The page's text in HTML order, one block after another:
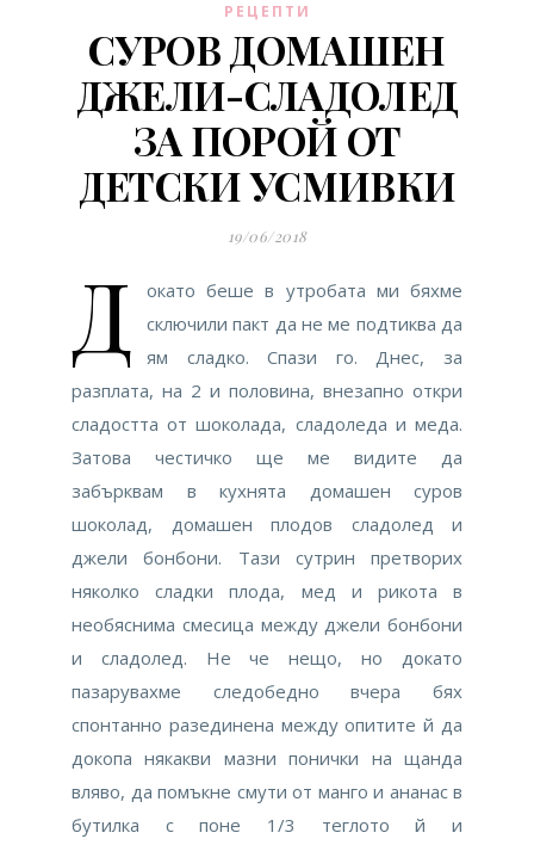
РЕЦЕПТИ
СУРОВ ДОМАШЕН
ДЖЕЛИ-СЛАДОЛЕД
ЗА ПОРОЙ ОТ
ДЕТСКИ УСМИВКИ
19/06/2018
Д
окато беше в утробата ми бяхме
сключили пакт да не ме подтиква да
ям сладко. Спази го. Днес, за
разплата, на 2 и половина, внезапно откри
сладостта от шоколада, сладоледа и меда.
Затова честичко ще ме видите да
забърквам в кухнята домашен суров
шоколад, домашен плодов сладолед и
джели бонбони. Тази сутрин претворих
няколко сладки плода, мед и рикота в
необяснима смесица между джели бонбони
и сладолед. Не че нещо, но докато
пазарувахме следобедно вчера бях
спонтанно разединена между опитите й да
докопа някакви мазни понички на щанда
вляво, да помъкне смути от манго и ананас в
бутилка с поне 1/3 теглото й и